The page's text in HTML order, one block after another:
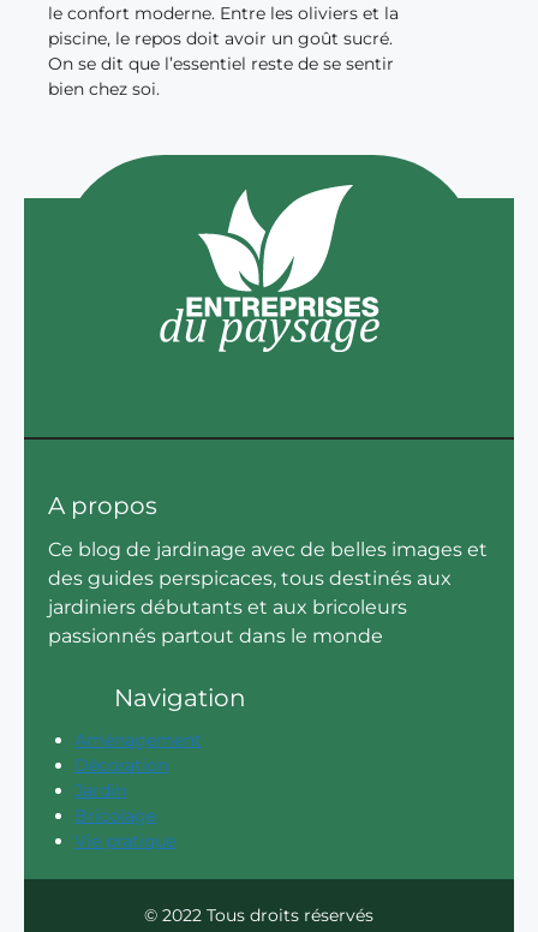
le confort moderne. Entre les oliviers et la
piscine, le repos doit avoir un goût sucré.
On se dit que l’essentiel reste de se sentir
bien chez soi.
A propos
Ce blog de jardinage avec de belles images et
des guides perspicaces, tous destinés aux
jardiniers débutants et aux bricoleurs
passionnés partout dans le monde
Navigation
Aménagement
Décoration
Jardin
Bricolage
Vie pratique
© 2022 Tous droits réservés